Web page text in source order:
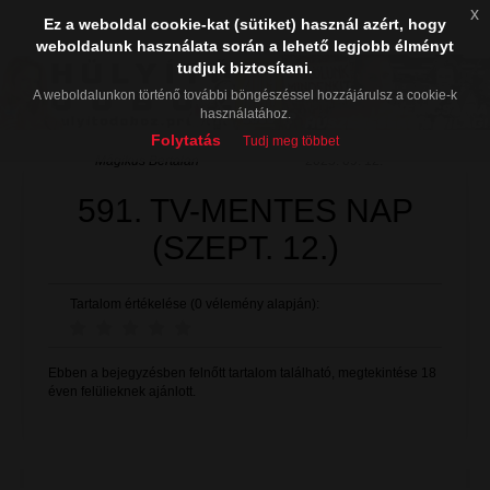
591. TV-MENTES NAP
(SZEPT. 12.)
Tartalom értékelése (0 vélemény alapján):
Ebben a bejegyzésben felnőtt tartalom található, megtekintése 18
éven felülieknek ajánlott.
Ez a weboldal cookie-kat (sütiket) használ azért, hogy
weboldalunk használata során a lehető legjobb élményt
tudjuk biztosítani.
A weboldalunkon történő további böngészéssel hozzájárulsz a cookie-k
használatához.
Folytatás Tudj meg többet
x